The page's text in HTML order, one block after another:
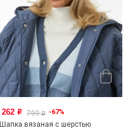
262 o 799o -67%
Шапка вязаная с шерстью